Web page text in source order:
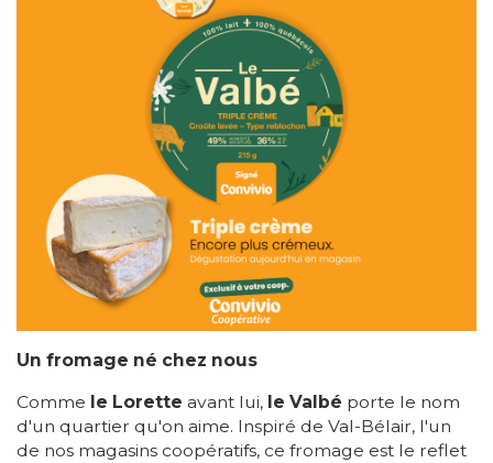
Un fromage né chez nous
Comme le Lorette avant lui, le Valbé porte le nom
d'un quartier qu'on aime. Inspiré de Val-Bélair, l'un
de nos magasins coopératifs, ce fromage est le reflet